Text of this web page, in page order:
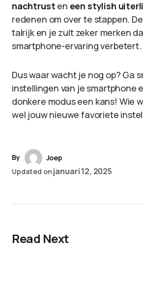
nachtrust en een stylish
redenen om over te stappen.
talrijk en je zult zeker merken
smartphone-ervaring verbetert.
Dus waar wacht je nog op? Ga
instellingen van je smartphone
donkere modus een kans! Wie
wel jouw nieuwe favoriete
By
Joep
Updated on januari 12, 2025
Read Next